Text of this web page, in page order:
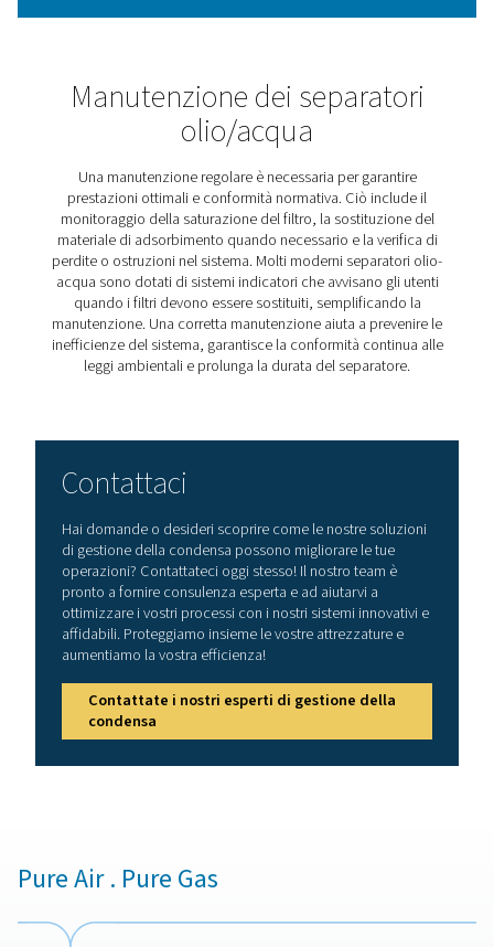
operativi. Integrando un separatore efficace, le aziende
manutenzione e supportare operazioni sostenibili.
chiave:
1. Conformità normativa
Garantisce il rispetto delle leggi ambientali prevenendo
scarico illegale di acqua contaminata.
2. Prevenzione dell'inquinamento Rimuove
efficacemente l'olio dalla condensa, proteggendo i
drenaggio e riducendo l'impatto ambientale.
3. Risparmio sui costi
4. Efficienza del sistema
Previene l'accumulo di olio nel sistema dell'aria
riducendo al minimo il rischio di malfunzionamenti e
fermo delle attrezzature.
5. Sostenibilità
Supporta operazioni ecologiche consentendo lo
sicuro e legale della condensa.
acqua/olio corretto?
La scelta del separatore olio/acqua giusto dipende